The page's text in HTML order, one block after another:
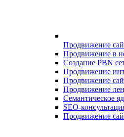
Продвижение
Продвижение в
Создание PBN
Продвижение
Продвижение
Продвижение
Семантическое
SEO-
Продвижение